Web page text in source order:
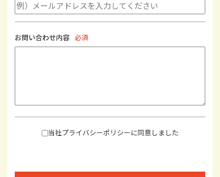
お問い合わせ内容 必須
当社プライバシーポリシーに同意しました